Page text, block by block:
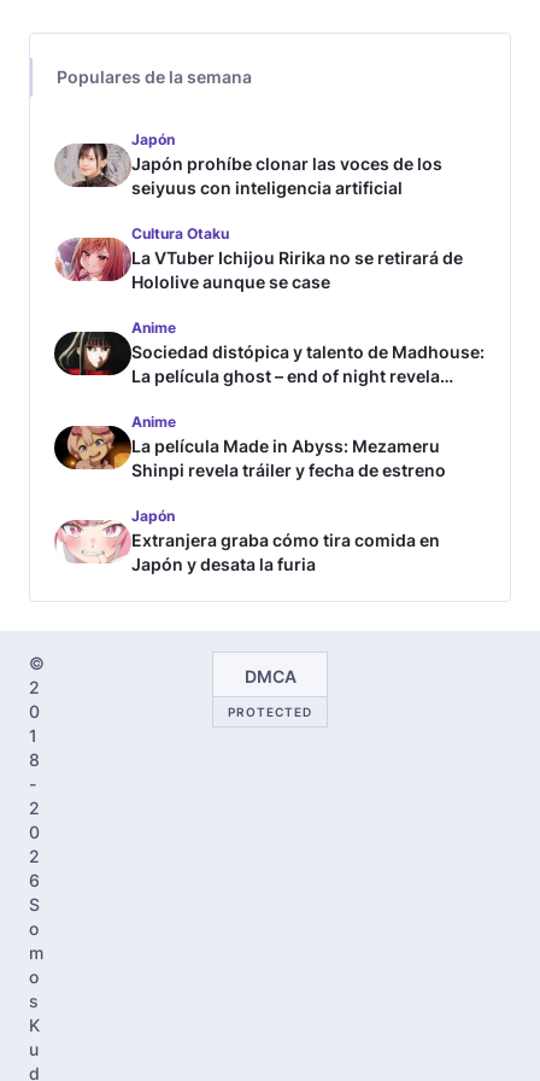
Populares de la semana
Japón
Japón prohíbe clonar las voces de los
seiyuus con inteligencia artificial
Cultura Otaku
La VTuber Ichijou Ririka no se retirará de
Hololive aunque se case
Anime
Sociedad distópica y talento de Madhouse:
La película ghost – end of night revela
Anime
La película Made in Abyss: Mezameru
Shinpi revela tráiler y fecha de estreno
Japón
Extranjera graba cómo tira comida en
Japón y desata la furia
©
2
0
1
8
-
2
0
2
6
S
o
m
o
s
K
u
d
DMCA
PROTECTED